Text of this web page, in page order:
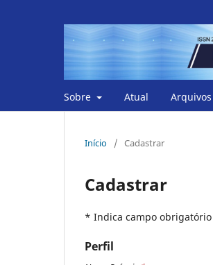
Sobre Atual Arquivos
Início / Cadastrar
Cadastrar
* Indica campo obrigatório
Perfil